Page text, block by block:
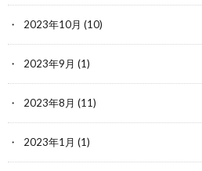
2023年10月 (10)
2023年9月 (1)
2023年8月 (11)
2023年1月 (1)